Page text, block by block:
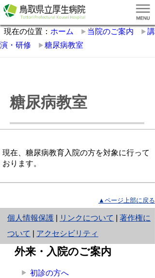
現在の位置： ホーム 当院のご案内
講
演・研修
糖尿病教室
糖尿病教室
現在、糖尿病教育入院の方を対象に行って
おります。
▲ページ上部に戻る
個人情報保護
と
り
ネ
リンクについて
著作権に
ついて
アクセシビリティ
外来・入院のご案内
初診の方へ